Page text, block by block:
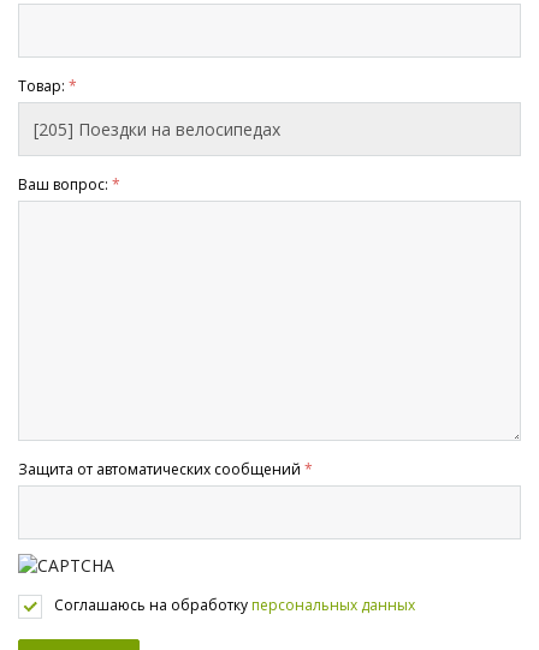
Товар: *
Ваш вопрос: *
Защита от автоматических сообщений *
Соглашаюсь на обработкуперсональных данных